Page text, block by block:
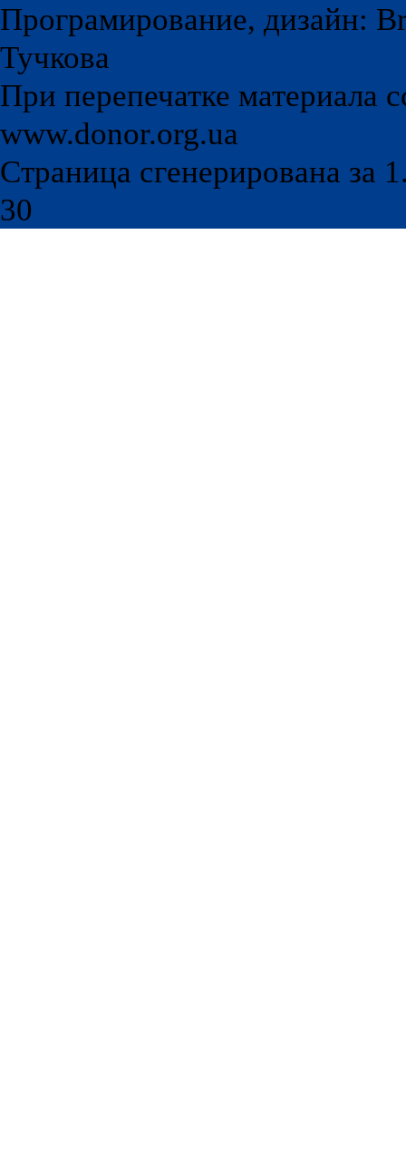
Програмирование, дизайн:
Тучкова
При перепечатке материала
www.donor.org.ua
Страница сгенерирована за
30